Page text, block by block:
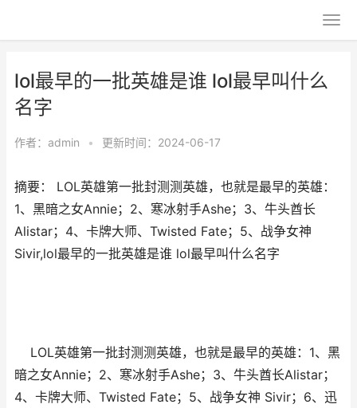
lol最早的一批英雄是谁 lol最早叫什么
名字
作者： admin • 更新时间：2024-06-17
摘要： LOL英雄第一批封测测英雄，也就是最早的英雄：
1、黑暗之女Annie；2、寒冰射手Ashe；3、牛头酋长
Alistar；4、卡牌大师、Twisted Fate；5、战争女神
Sivir,lol最早的一批英雄是谁 lol最早叫什么名字
LOL英雄第一批封测测英雄，也就是最早的英雄：1、黑
暗之女Annie；2、寒冰射手Ashe；3、牛头酋长Alistar；
4、卡牌大师、Twisted Fate；5、战争女神 Sivir；6、迅